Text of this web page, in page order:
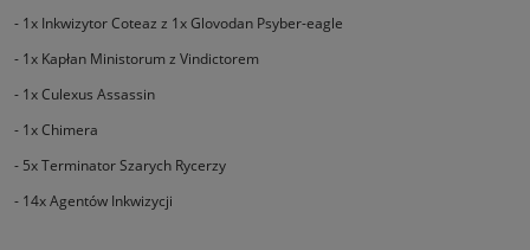
- 1x Inkwizytor Coteaz z 1x Glovodan Psyber-eagle
- 1x Kapłan Ministorum z Vindictorem
- 1x Culexus Assassin
- 1x Chimera
- 5x Terminator Szarych Rycerzy
- 14x Agentów Inkwizycji